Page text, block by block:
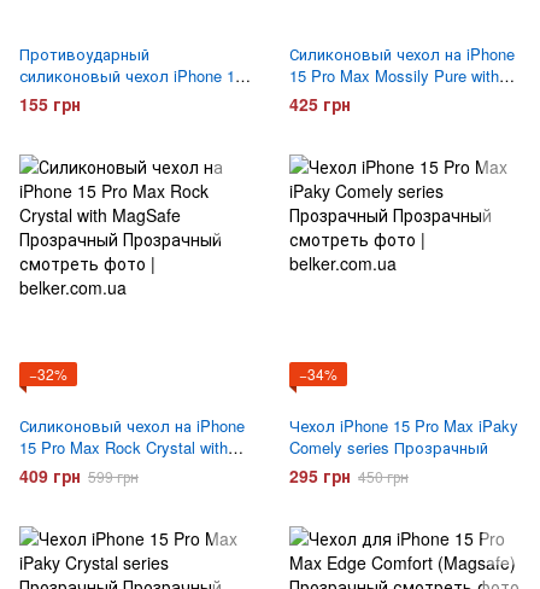
Противоударный
силиконовый чехол iPhone 15
Pro Max Gelius Proof
Затемненный
155 грн
Силиконовый чехол на iPhone
15 Pro Max Mossily Pure with
MagSafe Прозрачный
425 грн
−32%
Силиконовый чехол на iPhone
15 Pro Max Rock Crystal with
MagSafe Прозрачный
409 грн 599 грн
−34%
Чехол iPhone 15 Pro Max iPaky
Comely series Прозрачный
295 грн 450 грн